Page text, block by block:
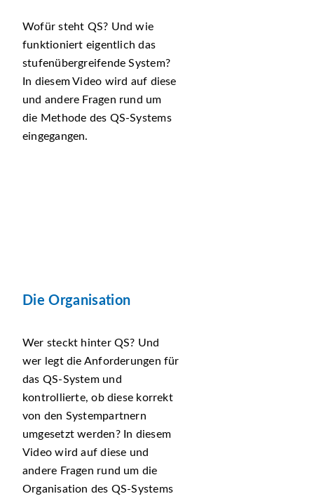
Wofür steht QS? Und wie
funktioniert eigentlich das
stufenübergreifende System?
In diesem Video wird auf diese
und andere Fragen rund um
die Methode des QS-Systems
eingegangen.
Die Organisation
Wer steckt hinter QS? Und
wer legt die Anforderungen für
das QS-System und
kontrollierte, ob diese korrekt
von den Systempartnern
umgesetzt werden? In diesem
Video wird auf diese und
andere Fragen rund um die
Organisation des QS-Systems